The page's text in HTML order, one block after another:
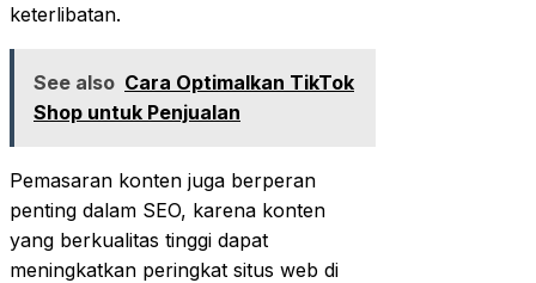
keterlibatan.
See also Cara Optimalkan TikTok
Shop untuk Penjualan
Pemasaran konten juga berperan
penting dalam SEO, karena konten
yang berkualitas tinggi dapat
meningkatkan peringkat situs web di